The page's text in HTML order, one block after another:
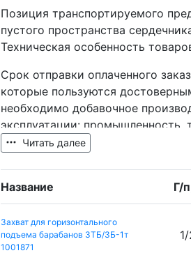
Позиция транспортируемого
пустого пространства
Техническая особенность
Срок отправки оплаченного
которые пользуются
необходимо добавочное
эксплуатации: промышленность,
сырья, животноводство,
Читать далее
Название Г/
Захват для горизонтального
подъема барабанов ЗТБ/ЗБ-1т
1001871